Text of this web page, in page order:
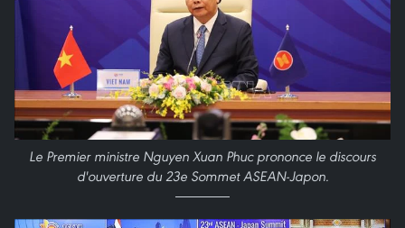
Le Premier ministre Nguyen Xuan Phuc prononce le discours
d'ouverture du 23e Sommet ASEAN-Japon.